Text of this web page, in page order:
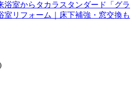
浴室からタカラスタンダード「グラ
室リフォーム｜床下補強・窓交換も